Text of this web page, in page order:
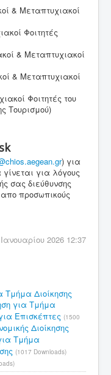
& Μεταπτυχιακοί
Φοιτητές
& Μεταπτυχιακοί
& Μεταπτυχιακοί
Φοιτητές του
Τουρισμού)
) για
για λόγους
σας διεύθυνσης
προσωπικούς
2026 12:37
Τμήμα Διοίκησης
για Τμήμα
Επισκέπτες (1500
Διοίκησης
Τμήμα
(1017 Downloads)